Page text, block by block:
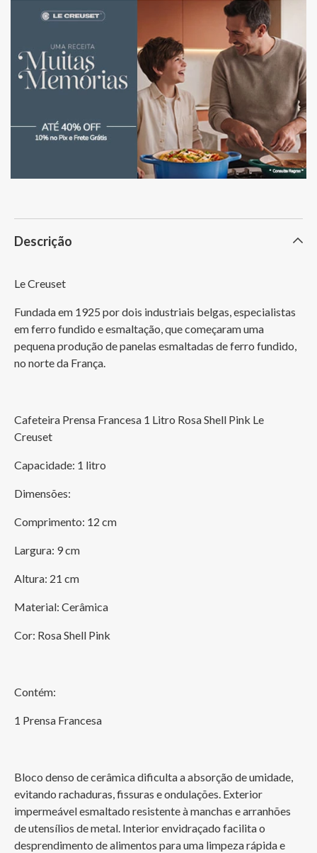
limpeza rápida e eficiente. Pode ir na máquina de lavar louças.
cerâmica Premium esmaltada e pegador elegante de aço inoxidável
são como um brinde ao tempo, garantindo que essa experiência
única continue encantando seus sentidos por anos e anos.
Escolha um café em uma moagem mais grossa.
Despeje água quente para aquecer o recipiente.
Coloque café moído no fundo da prensa.
Agite levemente para garantir uma infusão uniforme.
Pressione lentamente o êmbolo para baixo.
Despeje o café nas xícaras e aproveite!
Descrição
Le Creuset
Fundada em 1925 por dois industriais belgas, especialistas
em ferro fundido e esmaltação, que começaram uma
pequena produção de panelas esmaltadas de ferro fundido,
no norte da França.
Cafeteira Prensa Francesa 1 Litro Rosa Shell Pink Le
Creuset
Capacidade: 1 litro
Dimensões:
Comprimento: 12 cm
Largura: 9 cm
Altura: 21 cm
Material: Cerâmica
Cor: Rosa Shell Pink
Contém:
1 Prensa Francesa
Bloco denso de cerâmica dificulta a absorção de umidade,
evitando rachaduras, fissuras e ondulações. Exterior
impermeável esmaltado resistente à manchas e arranhões
de utensílios de metal. Interior envidraçado facilita o
desprendimento de alimentos para uma limpeza rápida e